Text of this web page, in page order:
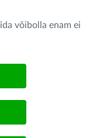
võibolla enam ei